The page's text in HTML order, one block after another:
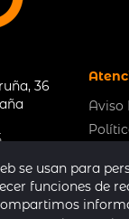
se usan para
funciones de
36
Aviso